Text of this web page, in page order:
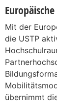
Mit der
die USTP
übernimmt